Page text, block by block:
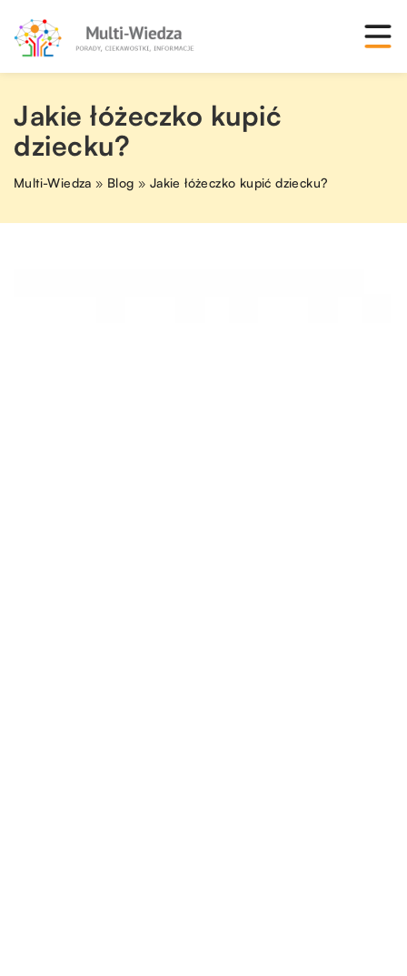
Jakie łóżeczko kupić
dziecku?
Multi-Wiedza » Blog » Jakie łóżeczko kupić dziecku?